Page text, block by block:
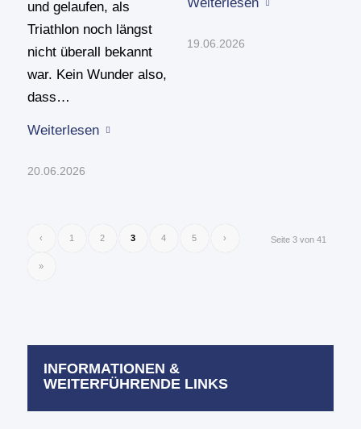
und gelaufen, als
Triathlon noch längst
nicht überall bekannt
war. Kein Wunder also,
dass…
Weiterlesen
20.06.2026
19.06.2026
Seite 3 von 41
‹ 1 2 3 4 5 ›
»
INFORMATIONEN &
WEITERFÜHRENDE LINKS